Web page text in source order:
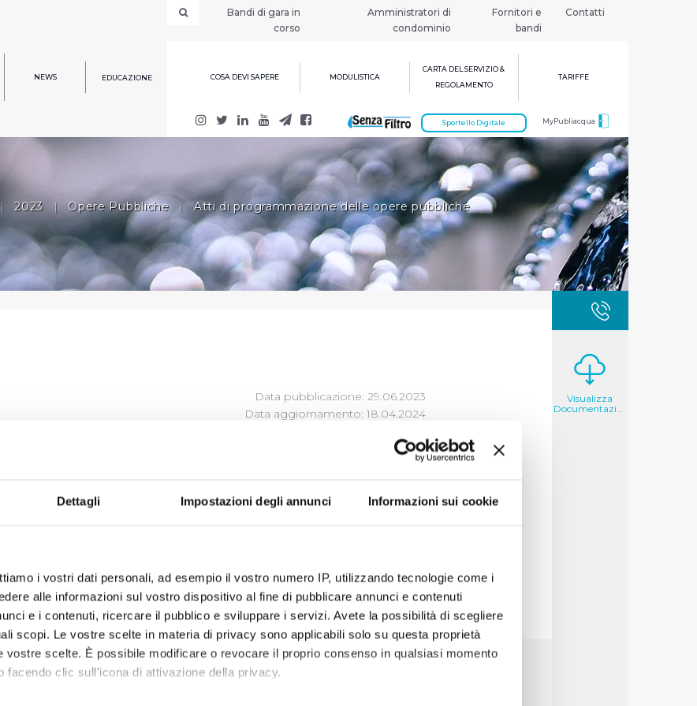
Dettagli Impostazioni degli annunci Informazioni sui cookie
i vostri dati personali, ad esempio il vostro numero IP, utilizzando tecnologie come i
alle informazioni sul vostro dispositivo al fine di pubblicare annunci e contenuti
e i contenuti, ricercare il pubblico e sviluppare i servizi. Avete la possibilità di scegliere
scopi. Le vostre scelte in materia di privacy sono applicabili solo su questa proprietà
vostre scelte. È possibile modificare o revocare il proprio consenso in qualsiasi momento
facendo clic sull'icona di attivazione della privacy.
Bandi di gara in
corso
Amministratori di
condominio
Fornitori e
bandi
Contatti
NEWS EDUCAZIONE COSA DEVI SAPERE MODULISTICA
CARTA DEL SERVIZIO &
REGOLAMENTO
TARIFFE
MyPubliacqua
Sportello Digitale
| 2023 | Opere Pubbliche | Atti di programmazione delle opere pubbliche
Data pubblicazione: 29.06.2023
Data aggiornamento: 18.04.2024
DELLE OPERE PUBBLICHE
degli interventi di Publiacqua 2020 - 2024
Visualizza
Documentazione